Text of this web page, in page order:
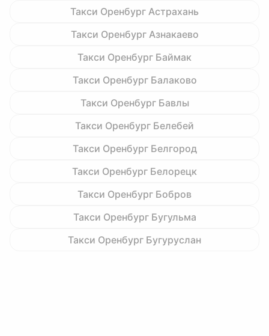
Такси Оренбург Астрахань
Такси Оренбург Азнакаево
Такси Оренбург Баймак
Такси Оренбург Балаково
Такси Оренбург Бавлы
Такси Оренбург Белебей
Такси Оренбург Белгород
Такси Оренбург Белорецк
Такси Оренбург Бобров
Такси Оренбург Бугульма
Такси Оренбург Бугуруслан